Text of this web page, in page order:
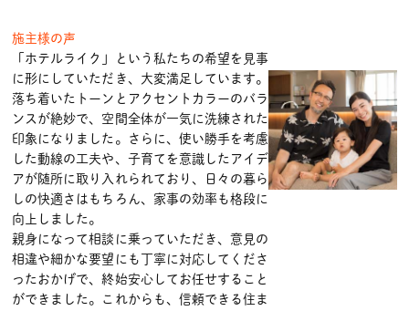
施主様の声
「ホテルライク」という私たちの希望を見事
に形にしていただき、大変満足しています。
落ち着いたトーンとアクセントカラーのバラ
ンスが絶妙で、空間全体が一気に洗練された
印象になりました。さらに、使い勝手を考慮
した動線の工夫や、子育てを意識したアイデ
アが随所に取り入れられており、日々の暮ら
しの快適さはもちろん、家事の効率も格段に
向上しました。
親身になって相談に乗っていただき、意見の
相違や細かな要望にも丁寧に対応してくださ
ったおかげで、終始安心してお任せすること
ができました。これからも、信頼できる住ま